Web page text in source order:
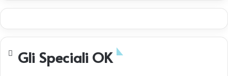
Gli Speciali OK